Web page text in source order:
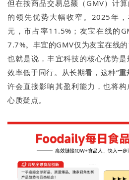
但在按商品交易总额（GMV）计
的领先优势大幅收窄。2025年
元，市占率11.5%；友宝在线的
7.7%。丰宜的GMV仅为友宝在线的
也就是说，丰宜科技的核心优势
效率低于同行。从长期看，这种“
许会直接影响其盈利能力，也将
心质疑点。